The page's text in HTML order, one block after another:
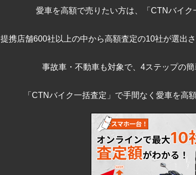
愛車を高額で売りたい方は、「CTNバイク
提携店舗600社以上の中から高額査定の10社が選出
事故車・不動車も対象で、4ステップの簡
「CTNバイク一括査定」で手間なく愛車を高